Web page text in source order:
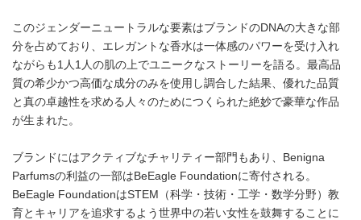
このジェンダーニュートラルな要素はブランドのDNAの大きな部
分を占めており、エレガントな香水は一体感のパワーを受け入れ
ながらも1人1人の肌の上でユニークなストーリーを語る。最高品
質の希少かつ高価な成分のみを使用し調合した結果、優れた品質
と真の卓越性を求める人々のためにつくられた絶妙で豪華な作品
が生まれた。
ブランドにはアクティブなチャリティー部門もあり、Benigna
Parfumsの利益の一部はBeEagle Foundationに寄付される。
BeEagle FoundationはSTEM（科学・技術・工学・数学分野）教
育とキャリアを追求するよう世界中の若い女性を鼓舞することに